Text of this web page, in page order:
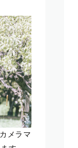
メラマ